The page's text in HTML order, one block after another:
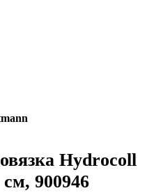
Hydrocoll
900946